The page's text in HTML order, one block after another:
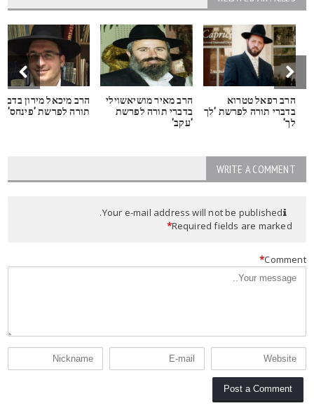
הרב רפאל טטרוא
בדברי תורה לפרשת 'לך
לך'
הרב מאיר מושיאשוילי
בדברי תורה לפרשת
'עקב'
הרב מיכאל מירון בדברי
תורה לפרשת 'פינחס'
WRITE A COMMENT
Your e-mail address will not be published.
Required fields are marked
*
*